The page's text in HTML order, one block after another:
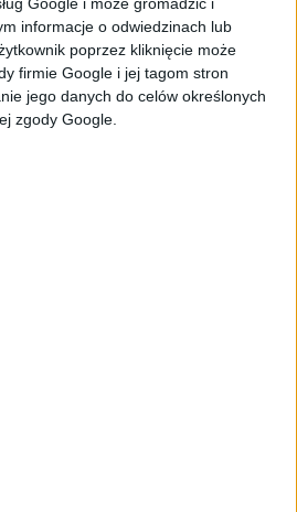
informacje o odwiedzinach lub
poprzez kliknięcie może
firmie Google i jej tagom stron
jego danych do celów określonych
zgody Google.